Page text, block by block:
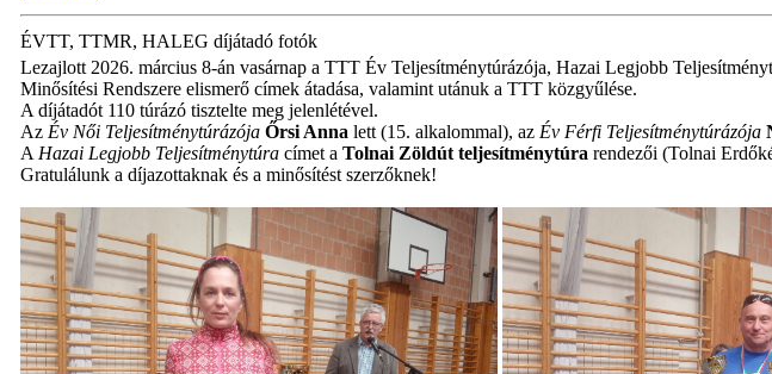
ÉVTT, TTMR, HALEG díjátadó fotók
Lezajlott 2026. március 8-án vasárnap a TTT Év Teljesítménytúrázója, Hazai Legjobb
Minősítési Rendszere elismerő címek átadása, valamint utánuk a TTT közgyűlése.
A díjátadót 110 túrázó tisztelte meg jelenlétével.
Az Év Női Teljesítménytúrázója Őrsi Anna lett (15. alkalommal), az Év Férfi Teljesítménytúrázója
A Hazai Legjobb Teljesítménytúra címet a Tolnai Zöldút teljesítménytúra rendezői (Tolnai
Gratulálunk a díjazottaknak és a minősítést szerzőknek!